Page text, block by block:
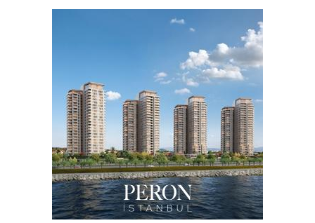
Esat BİNDESEN
Başkan Sekmen’den Erzurum’a
bir vizyon proje daha!
02 Ağustos 2026 Pazar
Kadir SABUNCUOĞLU
Erzurumspor’un köşe taşları
29 Haziran 2026 Pazartesi